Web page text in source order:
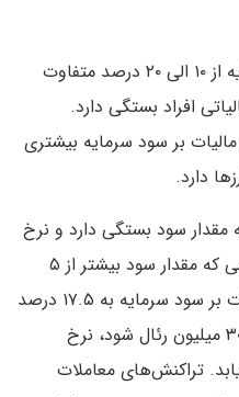
در انگلستان، مالیات بر سود سرمایه از ۱۰ الی ۲۰ درصد متفاوت
افراد بستگی دارد.
بر سود سرمایه بیشتری
دارد.
مقدار سود بستگی دارد و نرخ
مبنا ۱۵ درصد است. هرچند هنگامی که مقدار سود بیشتر از ۵
میلیون رئال برزیل شود، نرخ مالیات بر سود سرمایه به ۱۷.۵ درصد
می‌رسد و اگر مقدار سود بیشتر از ۳۰ میلیون رئال شود، نرخ
می‌یابد. تراکنش‌های معاملات